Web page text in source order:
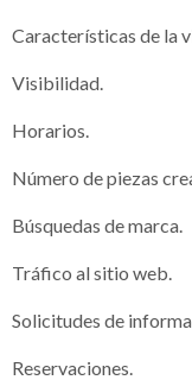
Características de la
Visibilidad.
Horarios.
Número de piezas
Búsquedas de marca.
Tráfico al sitio web.
Solicitudes de
Reservaciones.